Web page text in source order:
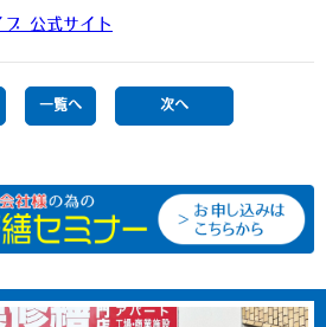
公式サイト
一覧へ 次へ